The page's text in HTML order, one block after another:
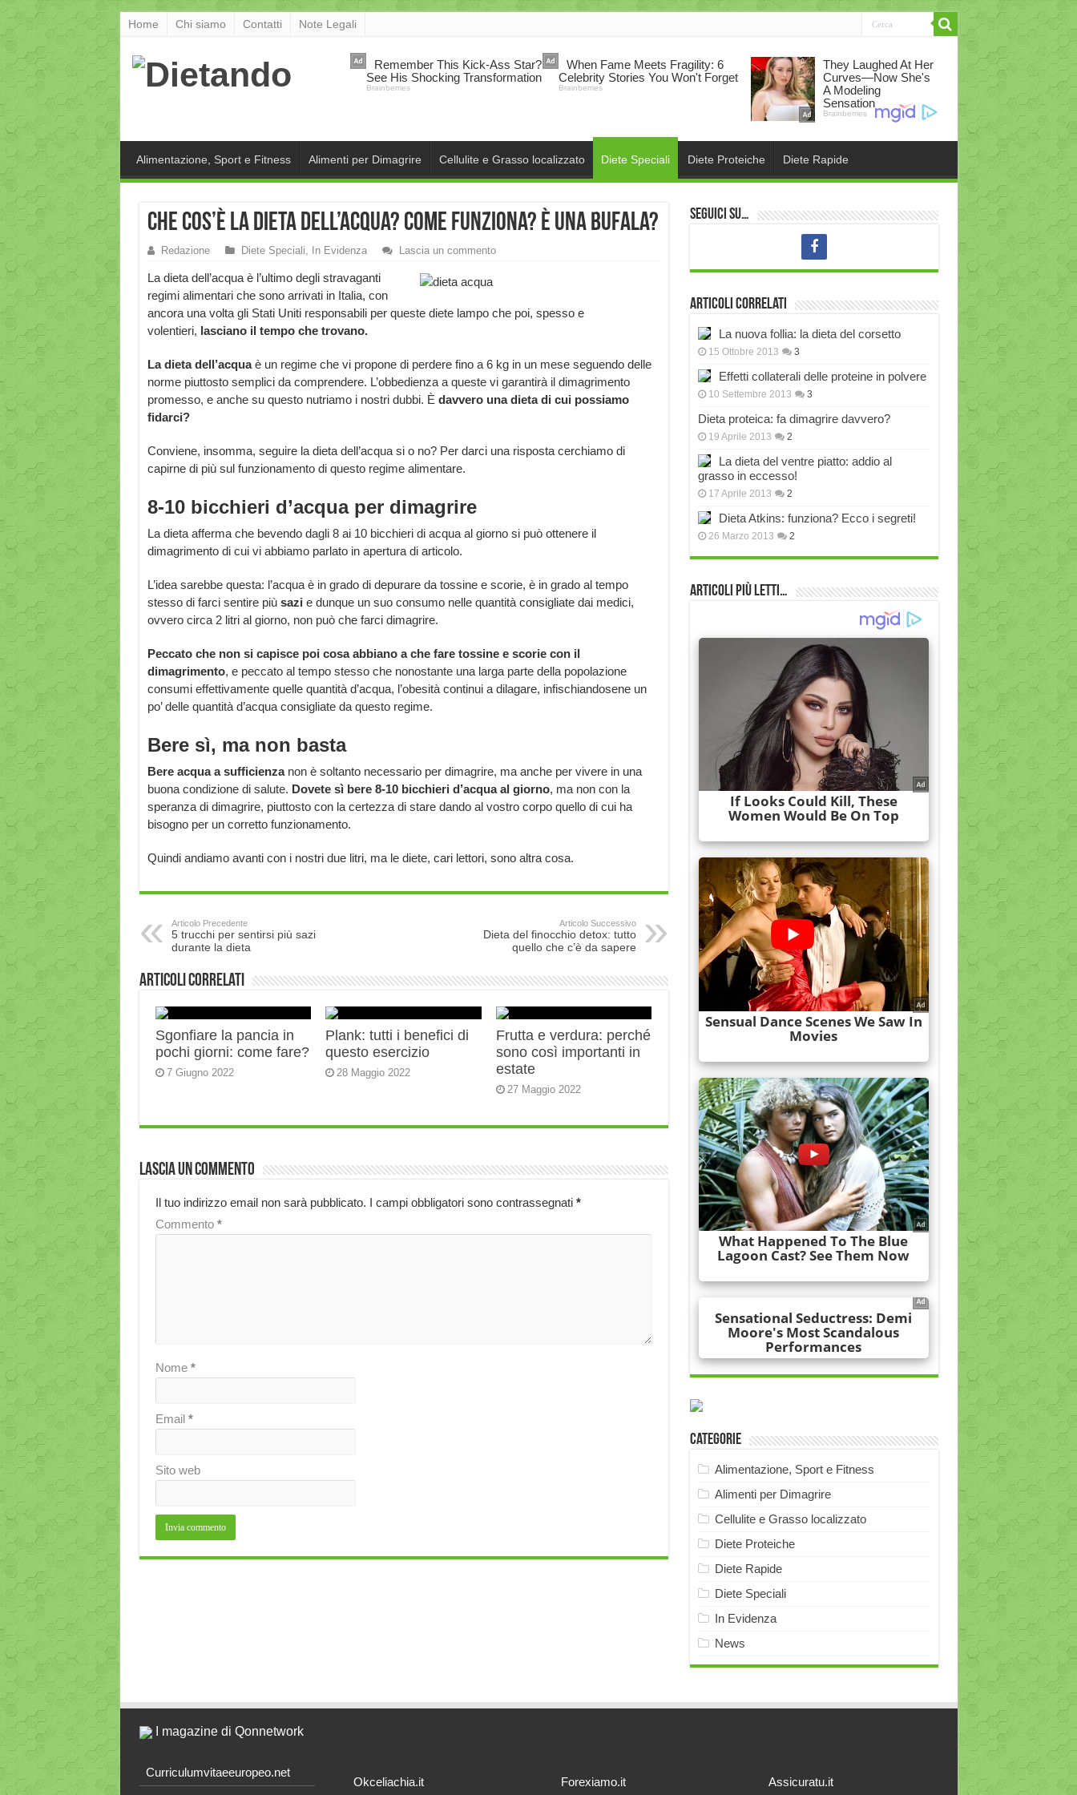
Home Chi siamo Contatti Note Legali
Alimentazione, Sport e Fitness Alimenti per Dimagrire Cellulite e Grasso localizzato Diete Speciali Diete Proteiche Diete Rapide
Che cos’è la dieta dell’acqua? Come funziona? È una bufala?
Redazione Diete Speciali, In Evidenza Lascia un commento
La dieta dell’acqua è l’ultimo degli stravaganti
regimi alimentari che sono arrivati in Italia, con
ancora una volta gli Stati Uniti responsabili per queste diete lampo che poi, spesso e
volentieri, lasciano il tempo che trovano.
La dieta dell’acquaè un regime che vi propone di perdere fino a 6 kg in un mese seguendo delle
norme piuttosto semplici da comprendere. L’obbedienza a queste vi garantirà il dimagrimento
promesso, e anche su questo nutriamo i nostri dubbi. È davvero una dieta di cui possiamo
fidarci?
Conviene, insomma, seguire la dieta dell’acqua si o no? Per darci una risposta cerchiamo di
capirne di più sul funzionamento di questo regime alimentare.
8-10 bicchieri d’acqua per dimagrire
La dieta afferma che bevendo dagli 8 ai 10 bicchieri di acqua al giorno si può ottenere il
dimagrimento di cui vi abbiamo parlato in apertura di articolo.
L’idea sarebbe questa: l’acqua è in grado di depurare da tossine e scorie, è in grado al tempo
stesso di farci sentire più sazi e dunque un suo consumo nelle quantità consigliate dai medici,
ovvero circa 2 litri al giorno, non può che farci dimagrire.
Peccato che non si capisce poi cosa abbiano a che fare tossine e scorie con il
dimagrimento, e peccato al tempo stesso che nonostante una larga parte della popolazione
consumi effettivamente quelle quantità d’acqua, l’obesità continui a dilagare, infischiandosene un
po’ delle quantità d’acqua consigliate da questo regime.
Bere sì, ma non basta
Bere acqua a sufficienzanon è soltanto necessario per dimagrire, ma anche per vivere in una
buona condizione di salute. Dovete sì bere 8-10 bicchieri d’acqua al giorno, ma non con la
speranza di dimagrire, piuttosto con la certezza di stare dando al vostro corpo quello di cui ha
bisogno per un corretto funzionamento.
Quindi andiamo avanti con i nostri due litri, ma le diete, cari lettori, sono altra cosa.
Articolo Precedente
5 trucchi per sentirsi più sazi
durante la dieta
Articolo Successivo
Dieta del finocchio detox: tutto
quello che c’è da sapere
Articoli correlati
Sgonfiare la pancia in
pochi giorni: come fare?
7 Giugno 2022
Plank: tutti i benefici di
questo esercizio
28 Maggio 2022
Frutta e verdura: perché
sono così importanti in
estate
27 Maggio 2022
Lascia un commento
Il tuo indirizzo email non sarà pubblicato. I campi obbligatori sono contrassegnati *
Commento *
Nome *
Email *
Sito web
Seguici su…
Articoli correlati
La nuova follia: la dieta del corsetto
15 Ottobre 2013 3
Effetti collaterali delle proteine in polvere
10 Settembre 2013 3
Dieta proteica: fa dimagrire davvero?
19 Aprile 2013 2
La dieta del ventre piatto: addio al
grasso in eccesso!
17 Aprile 2013 2
Dieta Atkins: funziona? Ecco i segreti!
26 Marzo 2013 2
Articoli più Letti…
Categorie
Alimentazione, Sport e Fitness
Alimenti per Dimagrire
Cellulite e Grasso localizzato
Diete Proteiche
Diete Rapide
Diete Speciali
In Evidenza
News
I magazine di Qonnetwork
Curriculumvitaeeuropeo.net
Okceliachia.it Forexiamo.it Assicuratu.it